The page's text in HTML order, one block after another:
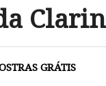
GRÁTIS